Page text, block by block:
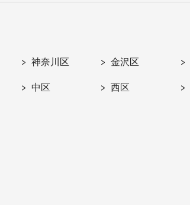
神奈川区 金沢区
中区 西区